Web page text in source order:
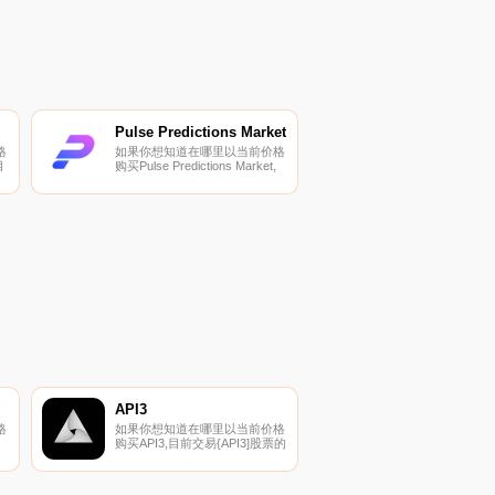
Pulse Predictions Market
如果你想知道在哪里以当前价格
购买Pulse Predictions Market,
Market]股票的顶级加密货币交
API3
如果你想知道在哪里以当前价格
购买API3,目前交易{API3]股票的
Binance、OKX、Deepcoin、